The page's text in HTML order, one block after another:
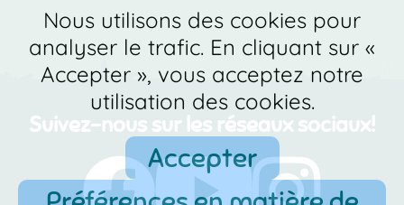
Suivez-nous sur les réseaux sociaux!
Nous utilisons des cookies pour
analyser le trafic. En cliquant sur «
Accepter », vous acceptez notre
utilisation des cookies.
Accepter